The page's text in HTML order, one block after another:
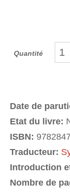
Quantité
Date de
Etat du livre:
ISBN:
Traducteur:
Introduction
Nombre de